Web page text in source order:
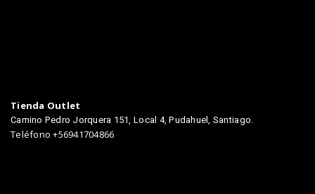
Tienda Outlet
Camino Pedro Jorquera 151, Local 4, Pudahuel, Santiago.
Teléfono +56941704866